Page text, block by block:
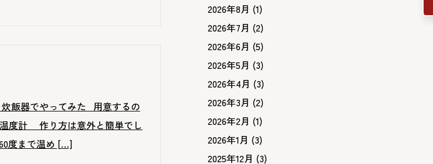
飯器でやってみた 用意するの
度計 作り方は意外と簡単でし
度まで温め […]
2026年8月 (1)
2026年7月 (2)
2026年6月 (5)
2026年5月 (3)
2026年4月 (3)
2026年3月 (2)
2026年2月 (1)
2026年1月 (3)
2025年12月 (3)